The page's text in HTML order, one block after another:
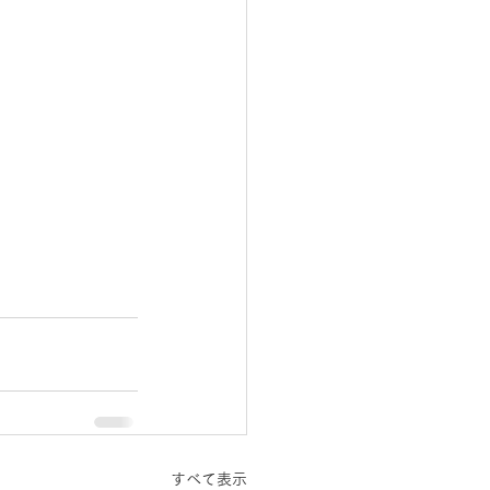
すべて表示